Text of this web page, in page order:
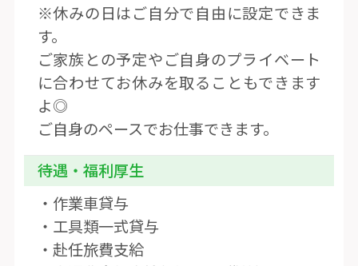
※休みの日はご自分で自由に設定できま
す。
ご家族との予定やご自身のプライベート
に合わせてお休みを取ることもできます
よ◎
ご自身のペースでお仕事できます。
待遇・福利厚生
・作業車貸与
・工具類一式貸与
・赴任旅費支給